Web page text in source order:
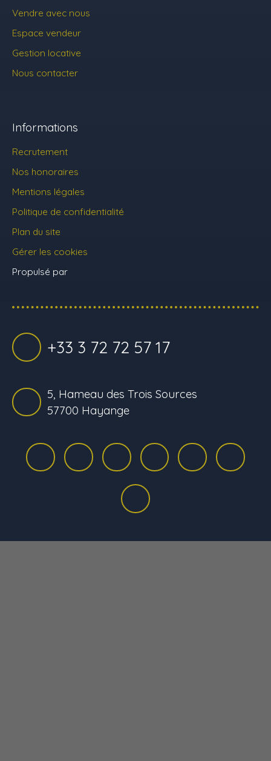
Vendre avec nous
Espace vendeur
Gestion locative
Nous contacter
Informations
Recrutement
Nos honoraires
Mentions légales
Politique de confidentialité
Plan du site
Gérer les cookies
Propulsé par
+33 3 72 72 57 17
5, Hameau des Trois Sources
57700 Hayange